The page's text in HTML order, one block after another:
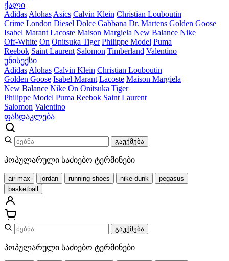
ქალი
Adidas Alohas Asics Calvin Klein Christian Louboutin
Crime London Diesel Dolce Gabbana Dr. Martens Golden Goose
Isabel Marant Lacoste Maison Margiela New Balance Nike
Off-White On Onitsuka Tiger Philippe Model Puma
Reebok Saint Laurent Salomon Timberland Valentino
უნისექსი
Adidas Alohas Calvin Klein Christian Louboutin
Golden Goose Isabel Marant Lacoste Maison Margiela
New Balance Nike On Onitsuka Tiger
Philippe Model Puma Reebok Saint Laurent
Salomon Valentino
ფასდაკლება
გაუქმება
პოპულარული საძიებო ტერმინები
air max jordan running shoes nike dunk
pegasus
basketball
გაუქმება
პოპულარული საძიებო ტერმინები